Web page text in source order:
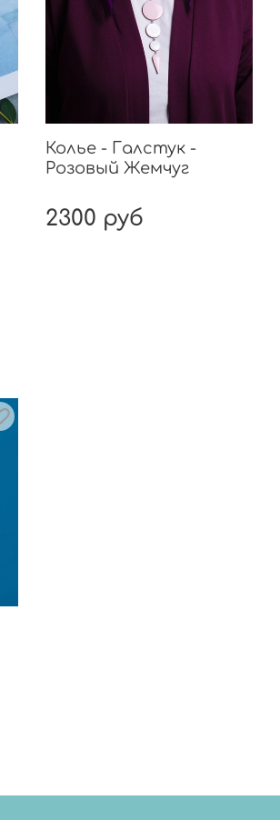
Колье - Галстук -
Розовый Жемчуг
2300 руб